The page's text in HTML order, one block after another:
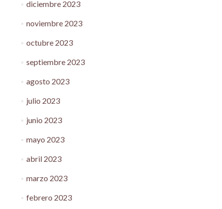
diciembre 2023
noviembre 2023
octubre 2023
septiembre 2023
agosto 2023
julio 2023
junio 2023
mayo 2023
abril 2023
marzo 2023
febrero 2023